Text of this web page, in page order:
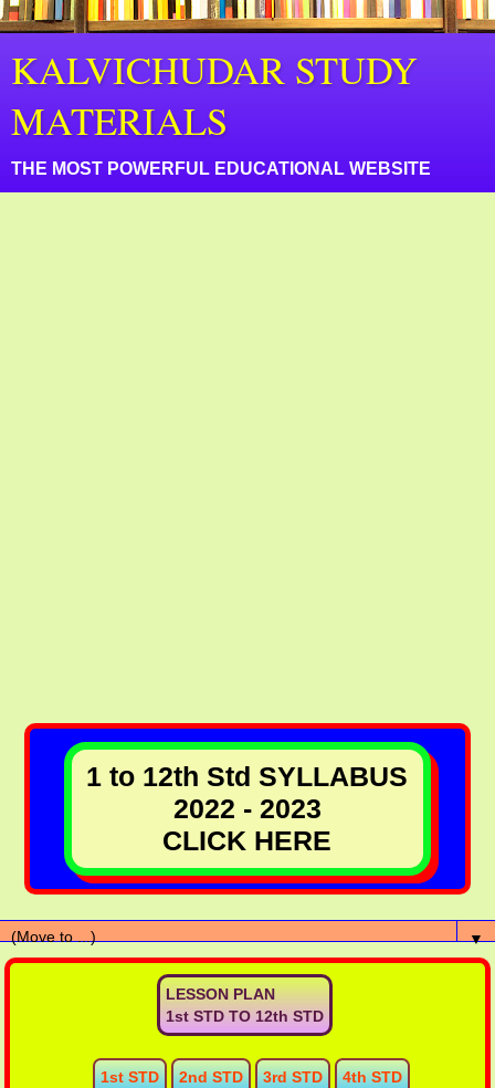
KALVICHUDAR STUDY
MATERIALS
THE MOST POWERFUL EDUCATIONAL WEBSITE
1 to 12th Std SYLLABUS
2022 - 2023
CLICK HERE
▼
LESSON PLAN
1st STD TO 12th STD
1st STD 2nd STD 3rd STD 4th STD